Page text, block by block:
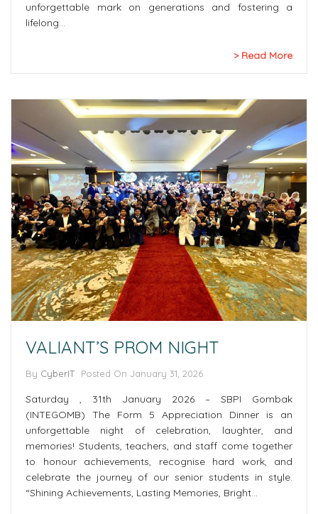
unforgettable mark on generations and fostering a
lifelong…
Read More
VALIANT’S PROM NIGHT
By CyberIT Posted On January 31, 2026
Saturday , 31th January 2026 – SBPI Gombak
(INTEGOMB) The Form 5 Appreciation Dinner is an
unforgettable night of celebration, laughter, and
memories! Students, teachers, and staff come together
to honour achievements, recognise hard work, and
celebrate the journey of our senior students in style.
“Shining Achievements, Lasting Memories, Bright…